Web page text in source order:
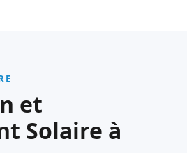
et
Solaire à